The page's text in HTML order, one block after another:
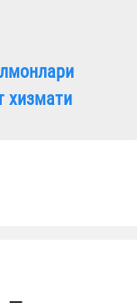
хизмати